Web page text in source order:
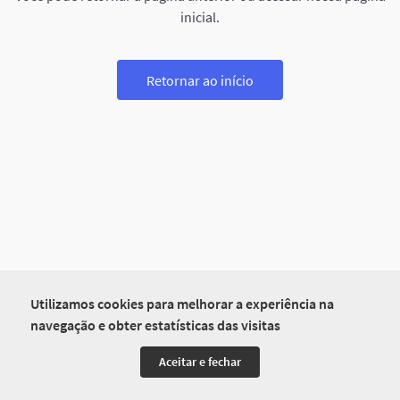
Utilizamos cookies para melhorar a experiência na
navegação e obter estatísticas das visitas
Aceitar e fechar
inicial.
Retornar ao início